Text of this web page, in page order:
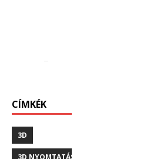
CÍMKÉK
3D